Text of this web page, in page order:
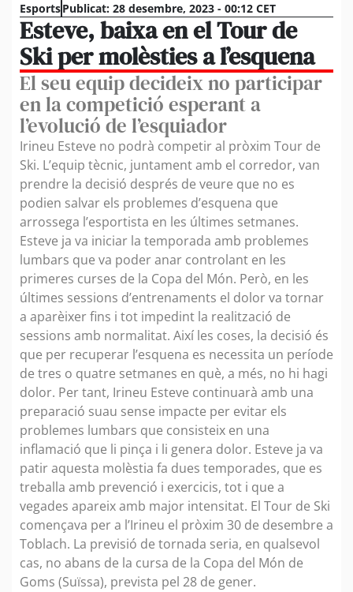
EsportsPublicat: 28 desembre, 2023 - 00:12 CET
Esteve, baixa en el Tour de
Ski per molèsties a l’esquena
El seu equip decideix no participar
en la competició esperant a
l’evolució de l’esquiador
Irineu Esteve no podrà competir al pròxim Tour de
Ski. L’equip tècnic, juntament amb el corredor, van
prendre la decisió després de veure que no es
podien salvar els problemes d’esquena que
arrossega l’esportista en les últimes setmanes.
Esteve ja va iniciar la temporada amb problemes
lumbars que va poder anar controlant en les
primeres curses de la Copa del Món. Però, en les
últimes sessions d’entrenaments el dolor va tornar
a aparèixer fins i tot impedint la realització de
sessions amb normalitat. Així les coses, la decisió és
que per recuperar l’esquena es necessita un període
de tres o quatre setmanes en què, a més, no hi hagi
dolor. Per tant, Irineu Esteve continuarà amb una
preparació suau sense impacte per evitar els
problemes lumbars que consisteix en una
inflamació que li pinça i li genera dolor. Esteve ja va
patir aquesta molèstia fa dues temporades, que es
treballa amb prevenció i exercicis, tot i que a
vegades apareix amb major intensitat. El Tour de Ski
començava per a l’Irineu el pròxim 30 de desembre a
Toblach. La previsió de tornada seria, en qualsevol
cas, no abans de la cursa de la Copa del Món de
Goms (Suïssa), prevista pel 28 de gener.